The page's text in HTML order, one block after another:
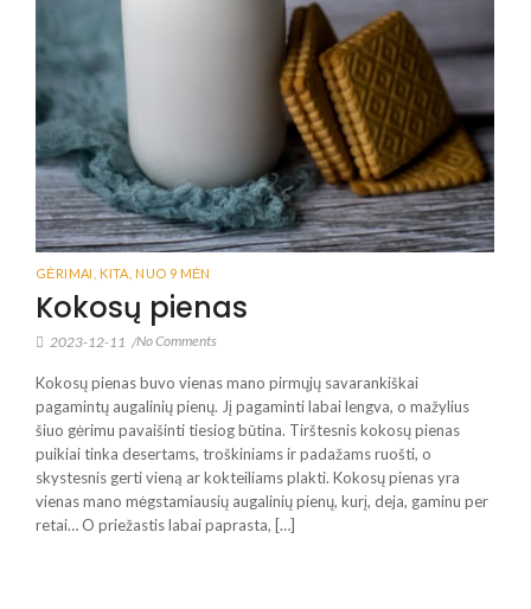
GĖRIMAI KITA NUO 9 MĖN
Kokosų pienas
2023-12-11 /No Comments
Kokosų pienas buvo vienas mano pirmųjų savarankiškai
pagamintų augalinių pienų. Jį pagaminti labai lengva, o mažylius
šiuo gėrimu pavaišinti tiesiog būtina. Tirštesnis kokosų pienas
puikiai tinka desertams, troškiniams ir padažams ruošti, o
skystesnis gerti vieną ar kokteiliams plakti. Kokosų pienas yra
vienas mano mėgstamiausių augalinių pienų, kurį, deja, gaminu per
retai… O priežastis labai paprasta, […]